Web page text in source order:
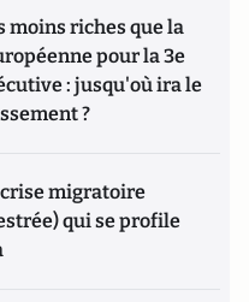
moins riches que la
pour la 3e
: jusqu'où ira le
?
migratoire
qui se profile